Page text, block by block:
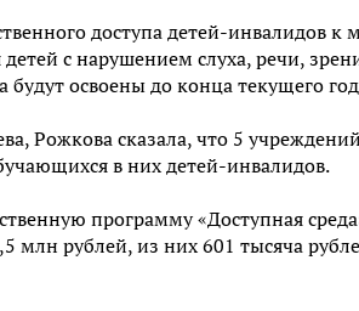
доступа детей-инвалидов к
с нарушением слуха, речи,
освоены до конца текущего
Рожкова сказала, что 5
в них детей-инвалидов.
программу «Доступная
млн рублей, из них 601 тысяча